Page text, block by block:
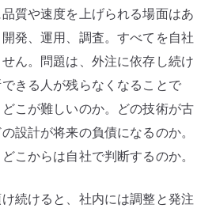
質や速度を上げられる場面はあ
発、運用、調査。すべてを自社
ん。問題は、外注に依存し続け
きる人が残らなくなることで
こが難しいのか。どの技術が古
設計が将来の負債になるのか。
こからは自社で判断するのか。
続けると、社内には調整と発注